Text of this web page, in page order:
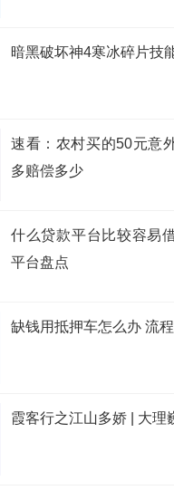
暗黑破坏神4寒冰碎片技
速看：农村买的50元意
多赔偿多少
什么贷款平台比较容易
平台盘点
缺钱用抵押车怎么办 流
霞客行之江山多娇 | 大理